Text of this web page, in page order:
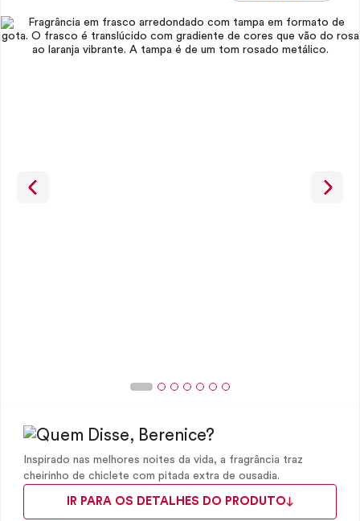
Inspirado nas melhores noites da vida, a fragrância traz
cheirinho de chiclete com pitada extra de ousadia.
IR PARA OS DETALHES DO PRODUTO